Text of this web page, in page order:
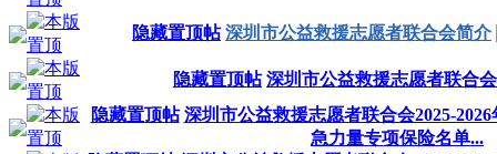
隐藏置顶帖 深圳市公益救援志愿者联合会简介
隐藏置顶帖 深圳市公益救援志愿者联合
隐藏置顶帖 深圳市公益救援志愿者联合会2025-
急力量专项保险名单...